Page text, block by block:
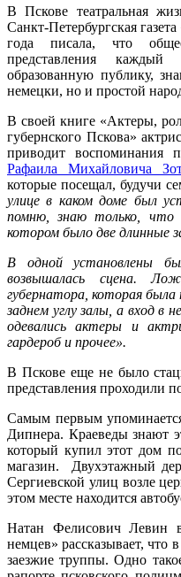
В Пскове театральная
Санкт-Петербургская
года писала, что
представления
образованную публику,
немецки, но и простой
В своей книге «Актеры,
губернского Пскова»
приводит воспоминания
Рафаила Михайловича
которые посещал, будучи
улице в каком доме был
помню, знаю только,
котором было две длинные
В одной установлены
возвышалась сцена.
губернатора, которая
заднем углу залы, а вход в
одевались актеры и
гардероб и прочее».
В Пскове еще не было
представления проходили
Самым первым
Дипнера. Краеведы знают
который купил этот дом
магазин. Двухэтажный
Сергиевской улиц возле
этом месте находится
Натан Фелисович Левин
немцев» рассказывает, что
заезжие труппы. Одно